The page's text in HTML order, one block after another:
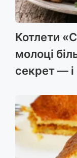
Котлети
молоці
секрет — і